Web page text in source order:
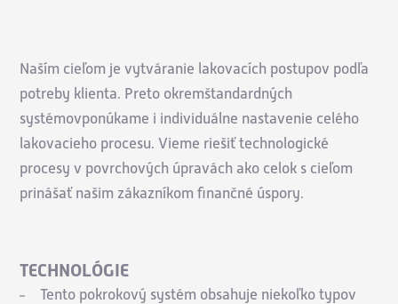
Naším cieľom je vytváranie lakovacích postupov podľa
potreby klienta. Preto okremštandardných
systémovponúkame i individuálne nastavenie celého
lakovacieho procesu. Vieme riešiť technologické
procesy v povrchových úpravách ako celok s cieľom
prinášať našim zákazníkom finančné úspory.
TECHNOLÓGIE
Tento pokrokový systém obsahuje niekoľko typov